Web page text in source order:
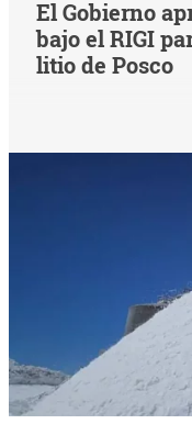
El Gobierno
bajo el RIGI
litio de Posco